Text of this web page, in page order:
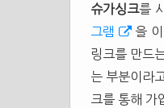
슈가싱크를
그램
을
링크를 만드
는 부분이라
크를 통해